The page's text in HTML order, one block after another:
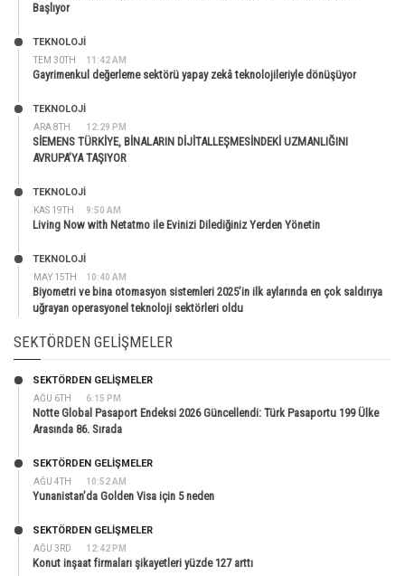
Başlıyor
TEM 30TH 11:42 AM
TEKNOLOJİ
Gayrimenkul değerleme sektörü yapay zekâ teknolojileriyle dönüşüyor
ARA 8TH 12:29 PM
TEKNOLOJİ
SİEMENS TÜRKİYE, BİNALARIN DİJİTALLEŞMESİNDEKİ UZMANLIĞINI
AVRUPA’YA TAŞIYOR
KAS 19TH 9:50 AM
TEKNOLOJİ
Living Now with Netatmo ile Evinizi Dilediğiniz Yerden Yönetin
MAY 15TH 10:40 AM
TEKNOLOJİ
Biyometri ve bina otomasyon sistemleri 2025’in ilk aylarında en çok saldırıya
uğrayan operasyonel teknoloji sektörleri oldu
SEKTÖRDEN GELIŞMELER
AĞU 6TH 6:15 PM
SEKTÖRDEN GELIŞMELER
Notte Global Pasaport Endeksi 2026 Güncellendi: Türk Pasaportu 199 Ülke
Arasında 86. Sırada
AĞU 4TH 10:52 AM
SEKTÖRDEN GELIŞMELER
Yunanistan’da Golden Visa için 5 neden
AĞU 3RD 12:42 PM
SEKTÖRDEN GELIŞMELER
Konut inşaat firmaları şikayetleri yüzde 127 arttı